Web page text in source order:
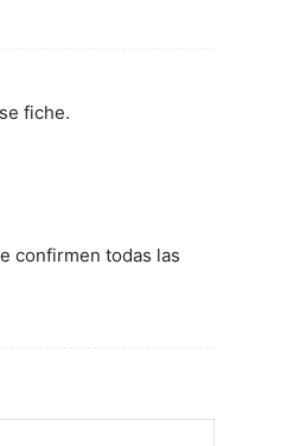
fiche.
confirmen todas las